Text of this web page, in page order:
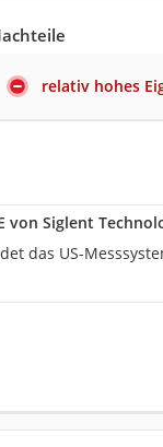
relativ hohes
von Siglent
das US-